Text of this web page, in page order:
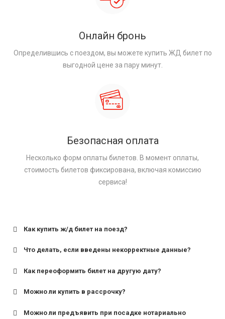
Онлайн бронь
Определившись с поездом, вы можете купить ЖД билет по
выгодной цене за пару минут.
Безопасная оплата
Несколько форм оплаты билетов. В момент оплаты,
стоимость билетов фиксирована, включая комиссию
сервиса!
Как купить ж/д билет на поезд?
Что делать, если введены некорректные данные?
Как переоформить билет на другую дату?
Можно ли купить в рассрочку?
Можно ли предъявить при посадке нотариально